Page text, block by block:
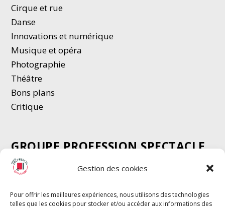
Gestion des cookies
Pour offrir les meilleures expériences, nous utilisons des technologies
telles que les cookies pour stocker et/ou accéder aux informations des
Cirque et rue
Danse
Innovations et numérique
Musique et opéra
Photographie
Théâtre
Bons plans
Critique
GROUPE PROFESSION SPECTACLE
Chèque Intermittents
Chèque Compta